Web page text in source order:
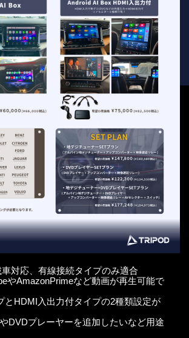
対応、有線接続タイプのみ適合
やAmazonPrimeなど動画が再生可能で
とHDMI入出力付タイプの2種類設定が
DVDプレーヤーを追加したいなど用途